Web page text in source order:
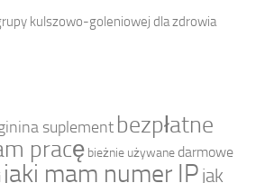
kulszowo-goleniowej dla zdrowia
suplement bezpłatne
pracę bieżnie używane darmowe
jaki mam numer IP jak